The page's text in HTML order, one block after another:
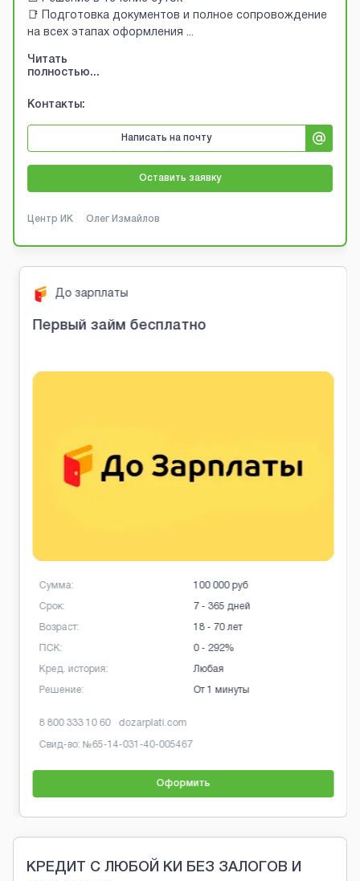
📑 Подготовка документов и полное сопровождение
на всех этапах оформления ...
Читать
полностью...
Контакты:
Написать на почту
Оставить заявку
Центр ИК Олег Измайлов
До зарплаты
Первый займ бесплатно
Сумма:
Срок:
Возраст:
ПСК:
Кред. история:
Решение:
100 000 руб
7 - 365 дней
18 - 70 лет
0 - 292%
Любая
От 1 минуты
8 800 333 10 60 dozarplati.com
Свид-во: №65-14-031-40-005467
Оформить
Brobaza - Обычные объявления
КРЕДИТ С ЛЮБОЙ КИ БЕЗ ЗАЛОГОВ И